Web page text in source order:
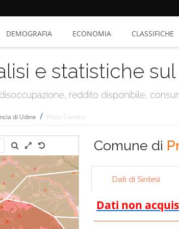
DEMOGRAFIA ECONOMIA CLASSIFICHE
e statistiche
reddito disponibile,
di Udine / Prato Carnico
Comune di
Dati di Sintesi
Dati non